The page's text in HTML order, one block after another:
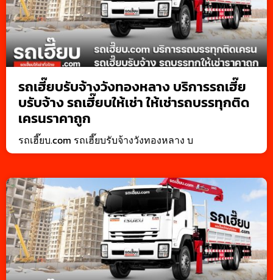
รถเฮี๊ยบรับจ้างวังทองหลาง บริการรถเฮี๊ย
บรับจ้าง รถเฮี๊ยบให้เช่า ให้เช่ารถบรรทุกติด
เครนราคาถูก
รถเฮี๊ยบ.com รถเฮี๊ยบรับจ้างวังทองหลาง บ